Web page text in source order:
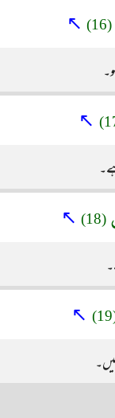
(16)
↖
↖
(18)
↖
↖